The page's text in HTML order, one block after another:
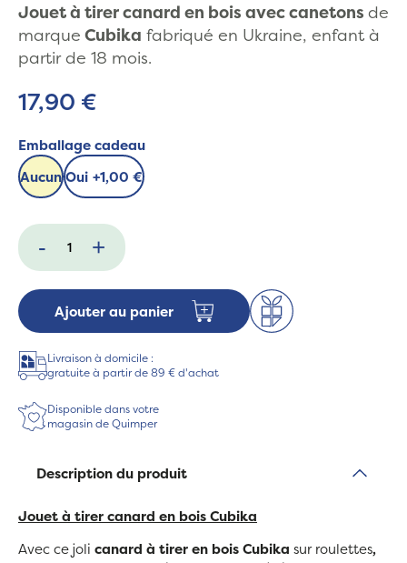
Jouet à tirer canard en bois avec canetons de
marque Cubika fabriqué en Ukraine, enfant à
partir de 18 mois.
17,90 €
Emballage cadeau
AucunOui +1,00 €
- +
Ajouter au panier
Livraison à domicile :
gratuite à partir de 89 € d'achat
Disponible dans votre
magasin de Quimper
Description du produit
Jouet à tirer canard en bois Cubika
Avec ce joli canard à tireren bois Cubika sur roulettes,